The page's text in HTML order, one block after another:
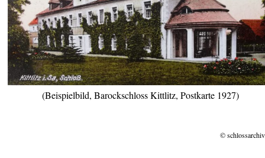
(Beispielbild, Barockschloss Kittlitz, Postkarte 1927)
©